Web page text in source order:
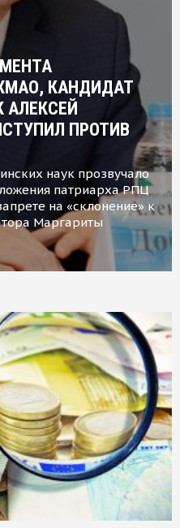
КАНДИДАТ
ПРОТИВ
наук прозвучало
патриарха РПЦ
на «склонение» к
Маргариты